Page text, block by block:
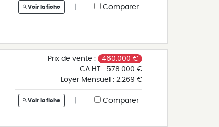
Voir la fiche Comparer
Prix de vente : 460.000 €
CA HT : 578.000 €
Loyer Mensuel :2.269 €
Voir la fiche Comparer